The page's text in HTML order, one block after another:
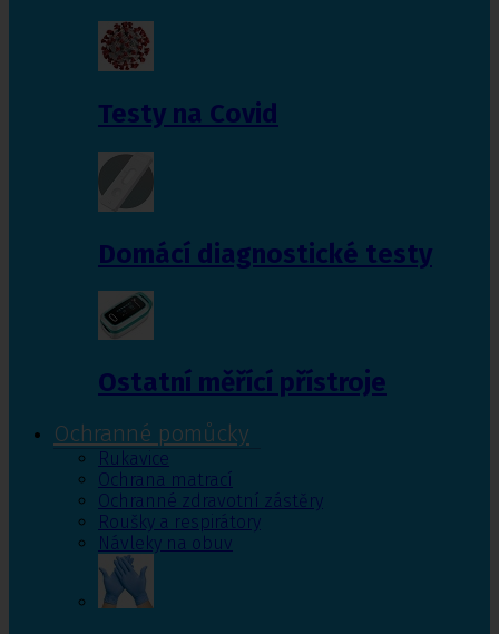
Testy na Covid
Domácí diagnostické testy
Ostatní měřící přístroje
Ochranné pomůcky
Rukavice
Ochrana matrací
Ochranné zdravotní zástěry
Roušky a respirátory
Návleky na obuv